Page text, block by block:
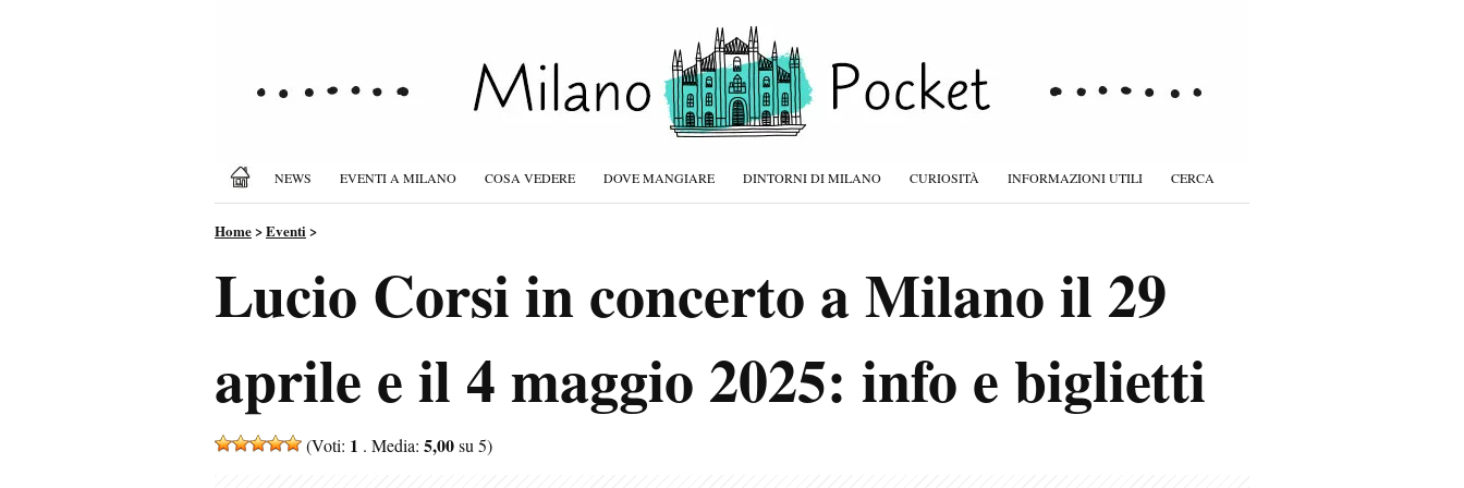
NEWS EVENTI A MILANO COSA VEDERE DOVE MANGIARE DINTORNI DI MILANO CURIOSITÀ INFORMAZIONI UTILI CERCA
Home>Eventi>
Lucio Corsi in concerto a Milano il 29
aprile e il 4 maggio 2025: info e biglietti
(Voti: 1 . Media: 5,00su 5)